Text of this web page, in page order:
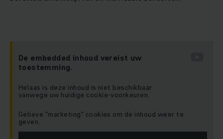
De embedded inhoud vereist uw
toestemming.
Helaas is deze inhoud is niet beschikbaar
vanwege uw huidige cookie-voorkeuren.
Gelieve "marketing" cookies om de inhoud weer te
geven.